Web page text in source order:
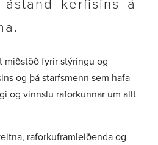
2026-2029
kerf­isins á
miðstöð fyrir stýr­ingu og
og þá starfs­menn sem hafa
og vinnslu raforkunnar um allt
raforku­fram­leið­enda og